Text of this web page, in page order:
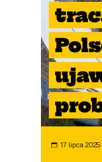
17 lipca 2025